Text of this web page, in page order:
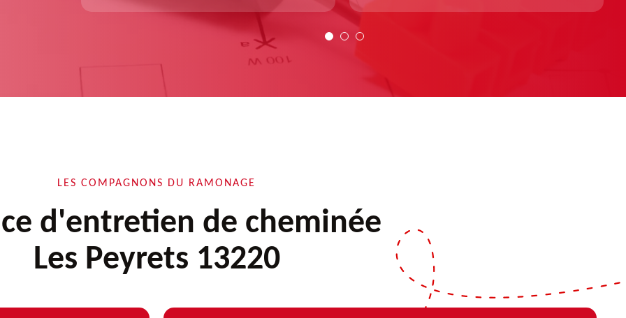
LES COMPAGNONS DU RAMONAGE
d'entretien de cheminée
Les Peyrets 13220